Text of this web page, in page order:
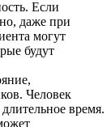
Если
даже при
могут
будут
Человек
время.